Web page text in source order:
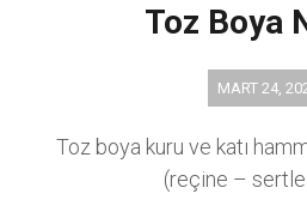
Toz Boya
MART 24,
Toz boya kuru ve katı
(reçine –